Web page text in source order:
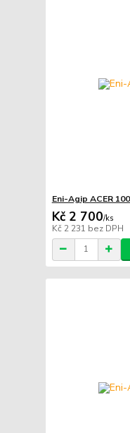
Eni-Agip ACER
Kč 2 700/ks
Kč 2 231 bez DPH